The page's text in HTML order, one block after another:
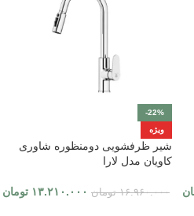
-22%
ویژه
شیر ظرفشویی دومنظوره شاوری
کاویان مدل لارا
۱۶.۹۶۰.۰۰۰ تومان ۱۳.۲۱۰.۰۰۰ تومان